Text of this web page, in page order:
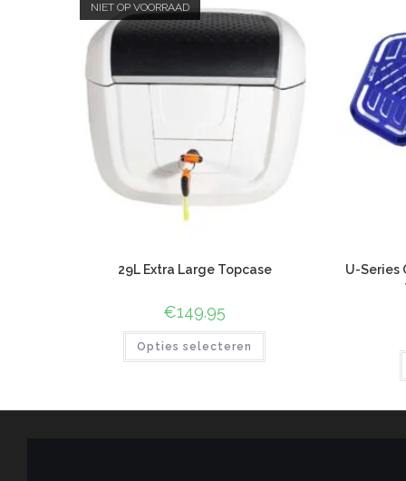
NIET OP VOORRAAD
29L Extra Large Topcase
€149.95
Opties selecteren
U-Series